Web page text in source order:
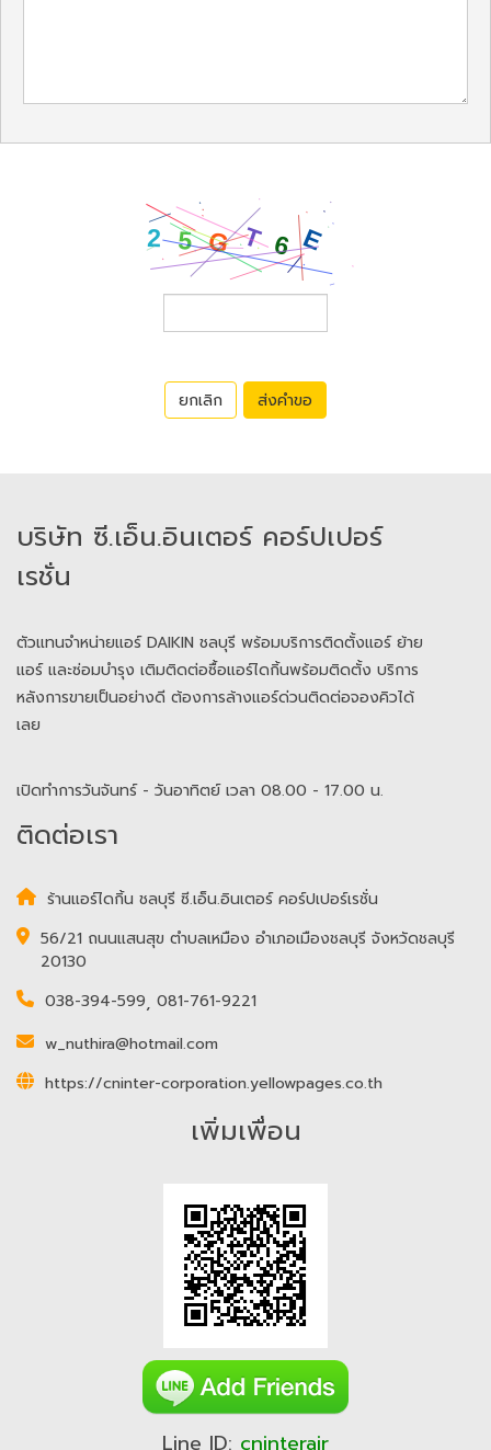
ยกเลิก ส่งคำขอ
​​​​​​​บริษัท ซี.เอ็น.อินเตอร์ คอร์ปเปอร์
เรชั่น
ตัวแทนจำหน่ายแอร์ DAIKIN ชลบุรี พร้อมบริการติดตั้งแอร์ ย้าย
แอร์ และซ่อมบำรุง เติมติดต่อซื้อแอร์ไดกิ้นพร้อมติดตั้ง บริการ
หลังการขายเป็นอย่างดี ต้องการล้างแอร์ด่วนติดต่อจองคิวได้
เลย
เปิดทำการวันจันทร์ - วันอาทิตย์ เวลา 08.00 - 17.00 น.
ติดต่อเรา
ร้านแอร์ไดกิ้น ชลบุรี ซี.เอ็น.อินเตอร์ คอร์ปเปอร์เรชั่น
56/21 ถนนแสนสุข ตำบลเหมือง อำเภอเมืองชลบุรี จังหวัดชลบุรี
20130
038-394-599, 081-761-9221
w_nuthira@hotmail.com
https://cninter-corporation.yellowpages.co.th
เพิ่มเพื่อน
Line ID: cninterair